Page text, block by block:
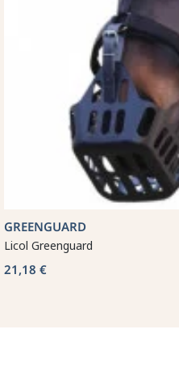
GREENGUARD
Licol Greenguard
21,18 €